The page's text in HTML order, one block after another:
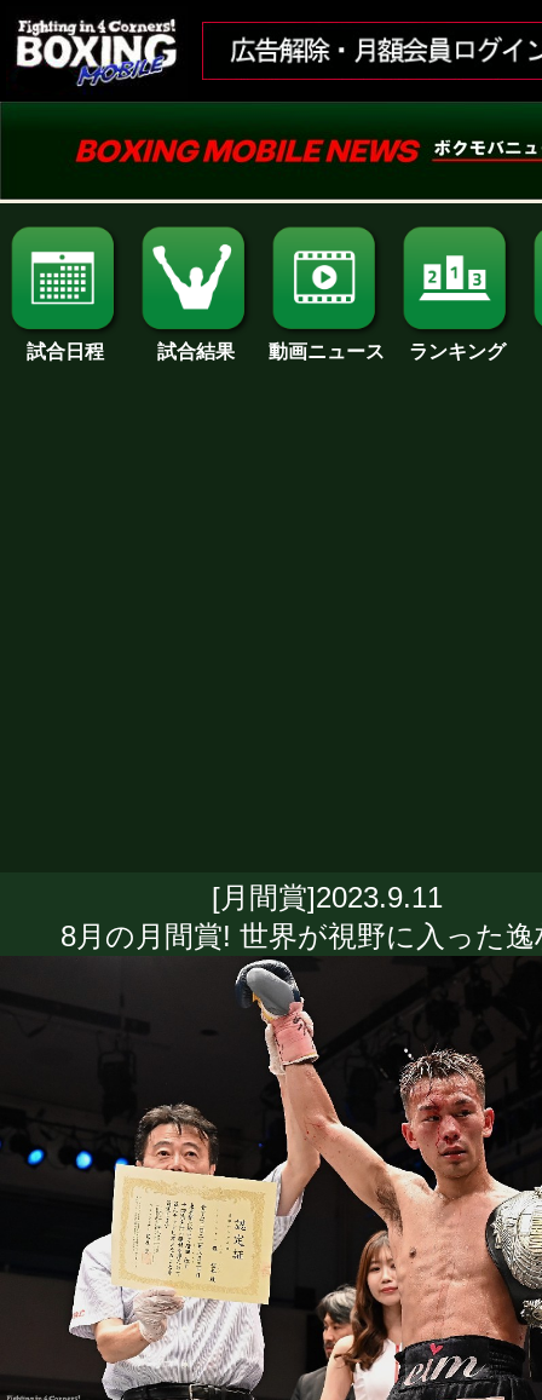
試合日程 試合結果 動画ニュース ランキング
[月間賞]2023.9.11
8月の月間賞! 世界が視野に入った逸